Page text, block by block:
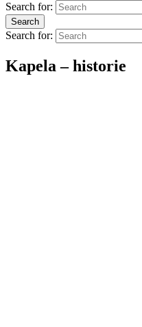
Search for:
Search
Search for:
Kapela – historie